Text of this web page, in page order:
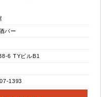
バー
6 TYビルB1
1393